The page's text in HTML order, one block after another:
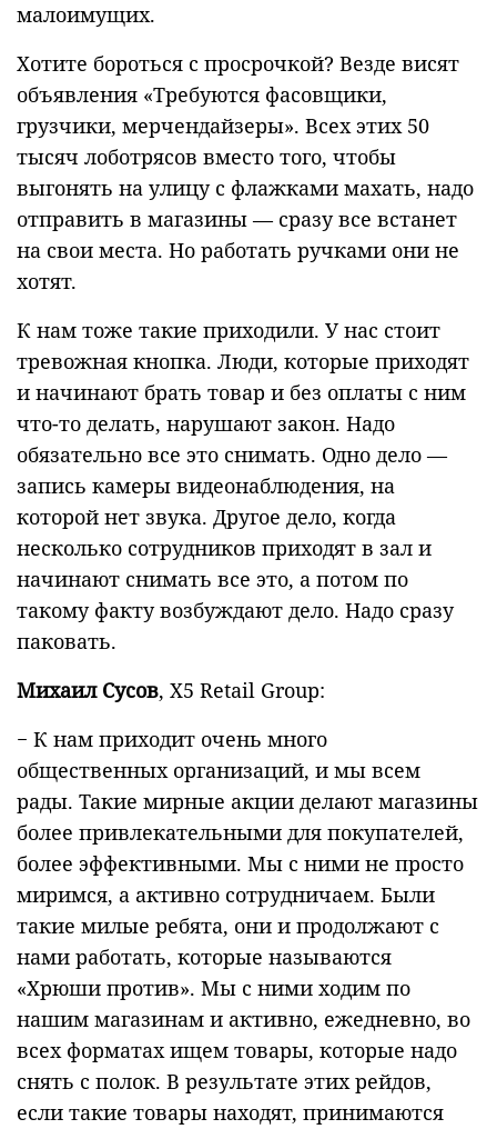
малоимущих.
Хотите бороться с просрочкой? Везде висят
объявления «Требуются фасовщики,
грузчики, мерчендайзеры». Всех этих 50
тысяч лоботрясов вместо того, чтобы
выгонять на улицу с флажками махать, надо
отправить в магазины — сразу все встанет
на свои места. Но работать ручками они не
хотят.
К нам тоже такие приходили. У нас стоит
тревожная кнопка. Люди, которые приходят
и начинают брать товар и без оплаты с ним
что-то делать, нарушают закон. Надо
обязательно все это снимать. Одно дело —
запись камеры видеонаблюдения, на
которой нет звука. Другое дело, когда
несколько сотрудников приходят в зал и
начинают снимать все это, а потом по
такому факту возбуждают дело. Надо сразу
паковать.
Михаил Сусов, Х5 Retail Group:
− К нам приходит очень много
общественных организаций, и мы всем
рады. Такие мирные акции делают магазины
более привлекательными для покупателей,
более эффективными. Мы с ними не просто
миримся, а активно сотрудничаем. Были
такие милые ребята, они и продолжают с
нами работать, которые называются
«Хрюши против». Мы с ними ходим по
нашим магазинам и активно, ежедневно, во
всех форматах ищем товары, которые надо
снять с полок. В результате этих рейдов,
если такие товары находят, принимаются